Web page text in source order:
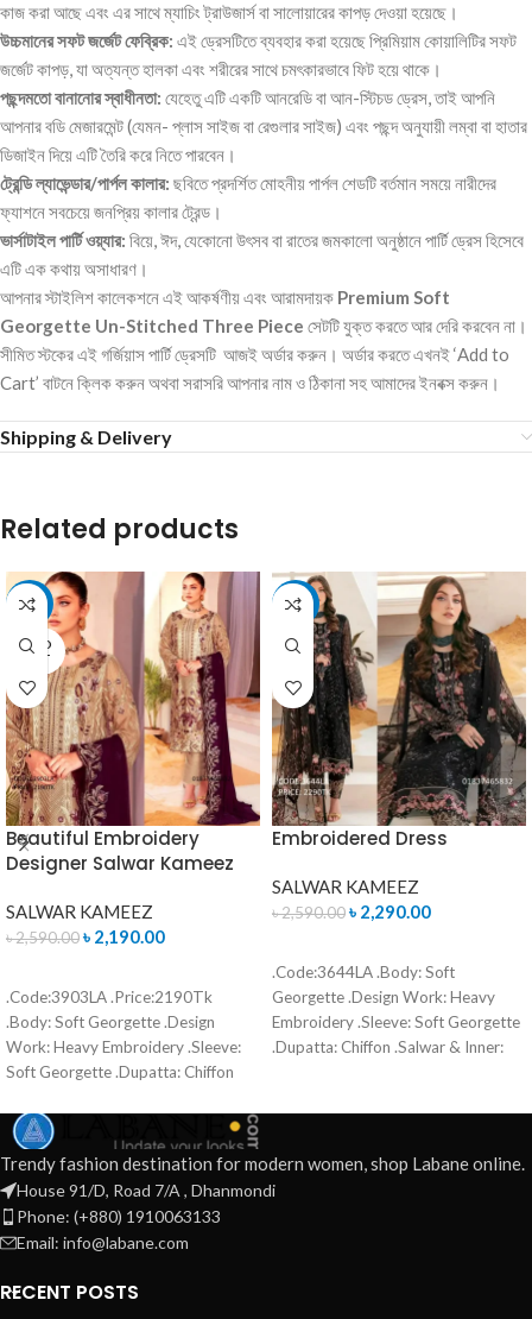
কাজ করা আছে এবং এর সাথে ম্যাচিং ট্রাউজার্স বা সালোয়ারের কাপড় দেওয়া হয়েছে।
উচ্চমানের সফট জর্জেট ফেব্রিক: এই ড্রেসটিতে ব্যবহার করা হয়েছে প্রিমিয়াম কোয়ালিটির সফট
জর্জেট কাপড়, যা অত্যন্ত হালকা এবং শরীরের সাথে চমৎকারভাবে ফিট হয়ে থাকে।
পছন্দমতো বানানোর স্বাধীনতা: যেহেতু এটি একটি আনরেডি বা আন-স্টিচড ড্রেস, তাই আপনি
আপনার বডি মেজারমেন্ট (যেমন- প্লাস সাইজ বা রেগুলার সাইজ) এবং পছন্দ অনুযায়ী লম্বা বা হাতার
ডিজাইন দিয়ে এটি তৈরি করে নিতে পারবেন।
ট্রেন্ডি ল্যাভেন্ডার/পার্পল কালার: ছবিতে প্রদর্শিত মোহনীয় পার্পল শেডটি বর্তমান সময়ে নারীদের
ফ্যাশনে সবচেয়ে জনপ্রিয় কালার ট্রেন্ড।
ভার্সাটাইল পার্টি ওয়্যার: বিয়ে, ঈদ, যেকোনো উৎসব বা রাতের জমকালো অনুষ্ঠানে পার্টি ড্রেস হিসেবে
এটি এক কথায় অসাধারণ।
আপনার স্টাইলিশ কালেকশনে এই আকর্ষণীয় এবং আরামদায়ক Premium Soft
Georgette Un-Stitched Three Piece সেটটি যুক্ত করতে আর দেরি করবেন না।
সীমিত স্টকের এই গর্জিয়াস পার্টি ড্রেসটি আজই অর্ডার করুন। অর্ডার করতে এখনই ‘Add to
Cart’ বাটনে ক্লিক করুন অথবা সরাসরি আপনার নাম ও ঠিকানা সহ আমাদের ইনবক্স করুন।
Shipping & Delivery
Related products
-15%
SOLD
OUT
Beautiful Embroidery
Designer Salwar Kameez
SALWAR KAMEEZ
৳2,590.00৳ 2,190.00
.Code:3903LA .Price:2190Tk
.Body: Soft Georgette .Design
Work: Heavy Embroidery .Sleeve:
Soft Georgette .Dupatta: Chiffon
Stitched .Type: Made in Bangladesh
Call for order : 01771006910
01631493054
-12%
Embroidered Dress
SALWAR KAMEEZ
৳2,590.00৳ 2,290.00
.Code:3644LA .Body: Soft
Georgette .Design Work: Heavy
Embroidery .Sleeve: Soft Georgette
.Dupatta: Chiffon .Salwar & Inner:
Trendy fashion destination for modern women, shop Labane online.
House 91/D, Road 7/A , Dhanmondi
Phone: (+880) 1910063133
Email: info@labane.com
RECENT POSTS